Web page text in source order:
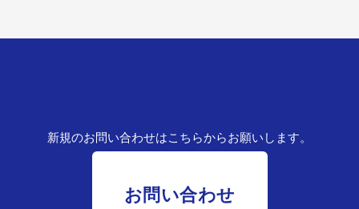
新規のお問い合わせはこちらからお願いします。
お問い合わせ